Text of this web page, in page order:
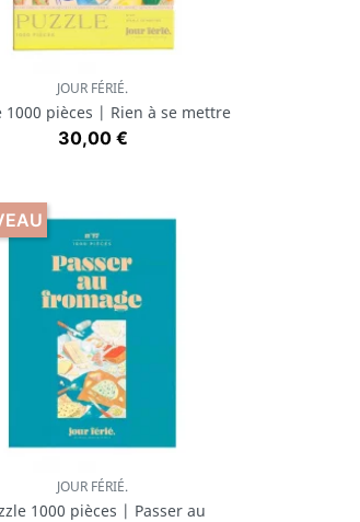
Aperçu rapide
JOUR FÉRIÉ.
1000 pièces | Rien à se mettre
Prix
30,00 €
Aperçu rapide
JOUR FÉRIÉ.
1000 pièces | Passer au